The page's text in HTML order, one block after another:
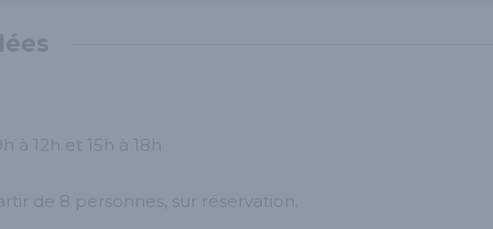
à 12h et 15h à 18h
de 8 personnes, sur réservation.